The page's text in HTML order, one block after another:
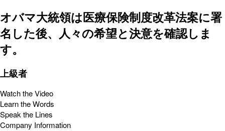
オバマ大統領は医療保険制度改革法案に署
名した後、人々の希望と決意を確認しま
す。
上級者
Watch the Video
Learn the Words
Speak the Lines
Company Information